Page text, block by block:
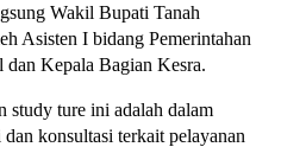
Wakil Bupati Tanah
Asisten I bidang Pemerintahan
dan Kepala Bagian Kesra.
study ture ini adalah dalam
konsultasi terkait pelayanan